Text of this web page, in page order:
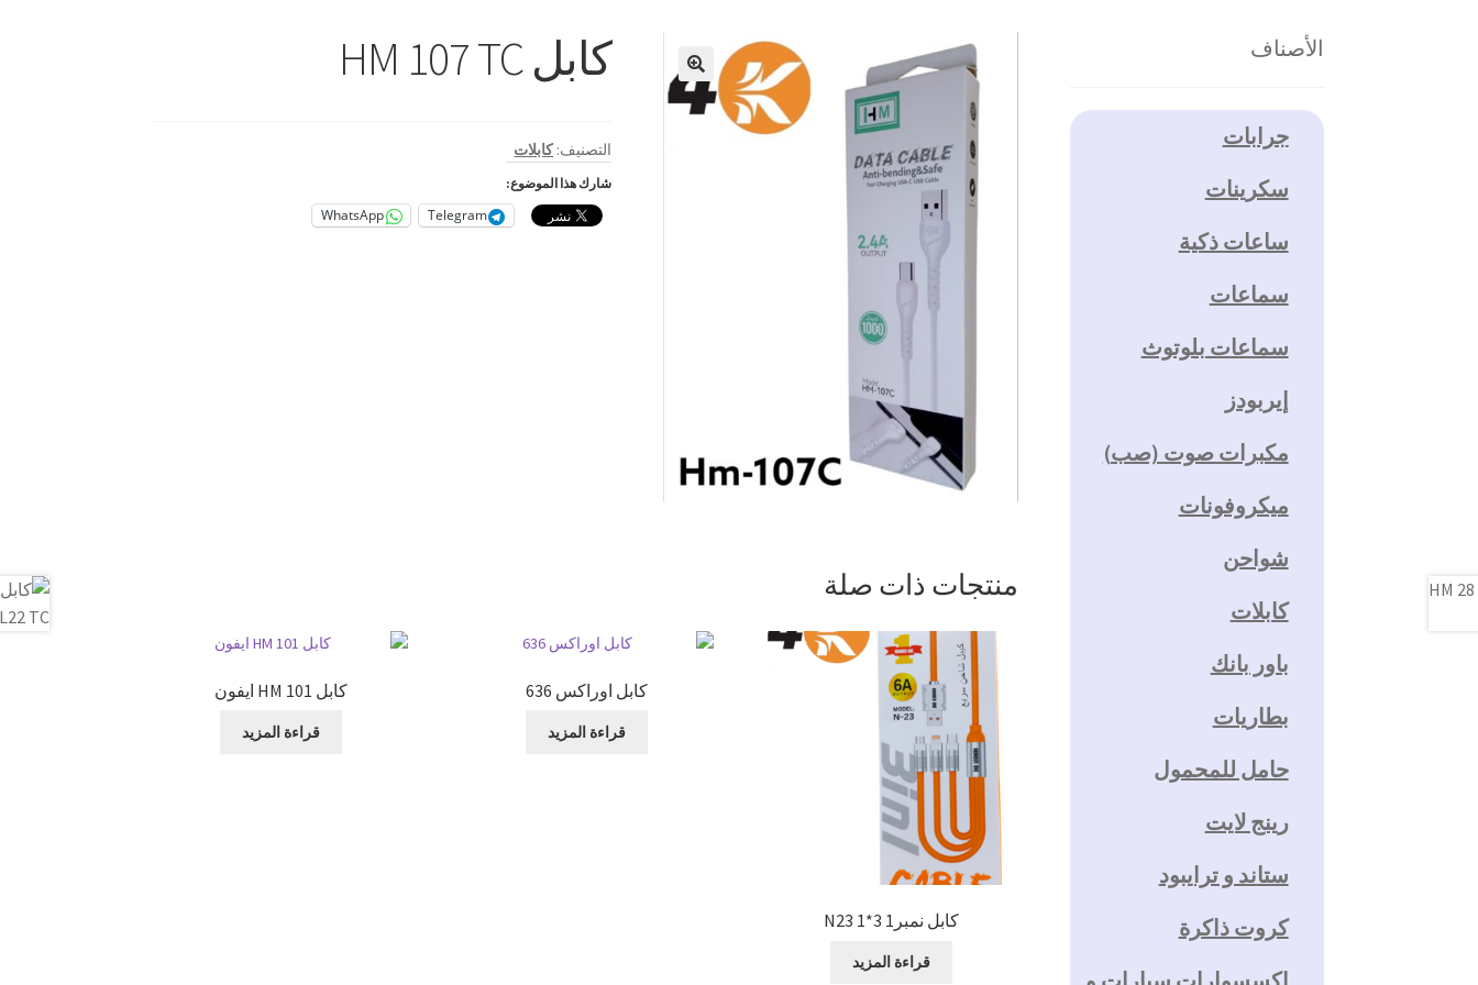
🔍
كابل HM 107 TC
التصنيف:كابلات
شارك هذا الموضوع:
Telegram
WhatsApp
منتجات ذات صلة
كابل نمبر1 3*1 N23
قراءة المزيد
كابل اوراكس 636
قراءة المزيد
كابل 101 HM ايفون
قراءة المزيد
الأصناف
جرابات
سكرينات
ساعات ذكية
سماعات
سماعات بلوتوث
إيربودز
مكبرات صوت (صب)
ميكروفونات
شواحن
كابلات
باور بانك
بطاريات
حامل للمحمول
رينج لايت
ستاند و ترايبود
كروت ذاكرة